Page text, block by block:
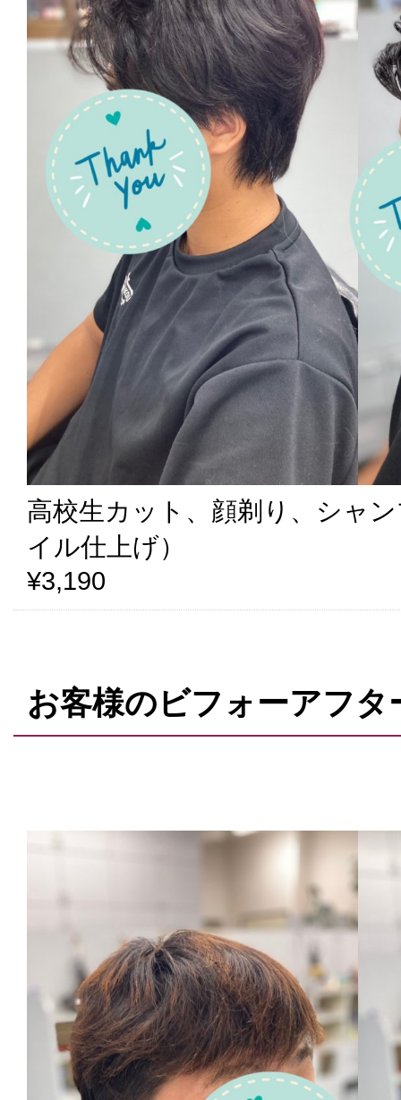
高校生カット、顔剃り、シャ
イル仕上げ）
¥3,190
お客様のビフォーアフタ